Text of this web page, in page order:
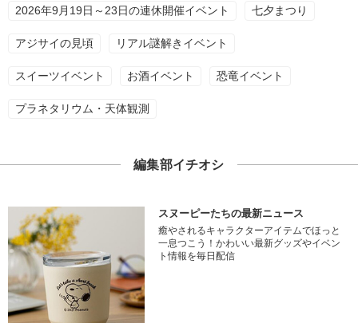
2026年9月19日～23日の連休開催イベント 七夕まつり
アジサイの見頃 リアル謎解きイベント
スイーツイベント お酒イベント 恐竜イベント
プラネタリウム・天体観測
編集部イチオシ
スヌーピーたちの最新ニュース
癒やされるキャラクターアイテムでほっと
一息つこう！かわいい最新グッズやイベン
ト情報を毎日配信